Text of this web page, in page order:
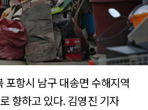
포항시 남구 대송면 수해지역
향하고 있다. 김영진 기자